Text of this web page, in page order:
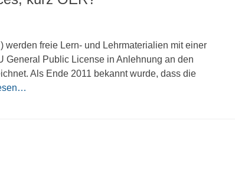
freie Lern- und Lehrmaterialien mit einer
General Public License in Anlehnung an den
Als Ende 2011 bekannt wurde, dass die